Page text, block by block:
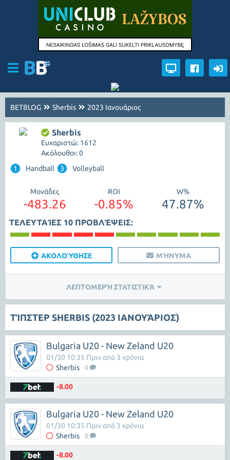
BETBLOG Sherbis 2023 Ιανουάριος
Sherbis
Ευχαριστώ: 1612
Ακόλουθοι: 0
1
Handball 3 Volleyball
Μονάδες
-483.26
ROI
-0.85%
W%
47.87%
ΤΕΛΕΥΤΑΊΕΣ 10 ΠΡΟΒΛΈΨΕΙΣ:
ΑΚΟΛΟΎΘΗΣΕ ΜΉΝΥΜΑ
ΛΕΠΤΟΜΕΡΉ ΣΤΑΤΙΣΤΙΚΆ
ΤΊΠΣΤΕΡ SHERBIS (2023 ΙΑΝΟΥΆΡΙΟΣ)
Bulgaria U20 - New Zeland U20
Sherbis 0
01/30 10:35 Πριν από 3 χρόνια
-8.00
Bulgaria U20 - New Zeland U20
Sherbis 0
01/30 10:35 Πριν από 3 χρόνια
-8.00